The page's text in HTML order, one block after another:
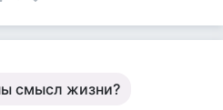
смысл жизни?